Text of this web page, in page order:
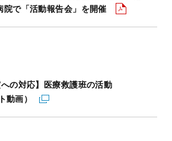
で「活動報告会」を開催
への対応】医療救護班の活動
動画）